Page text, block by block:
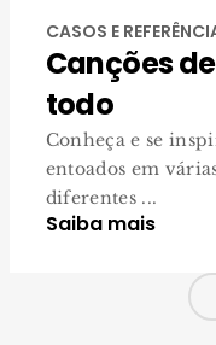
CASOS E
Canções
todo
Conheça e se
entoados em
diferentes ...
Saiba mais